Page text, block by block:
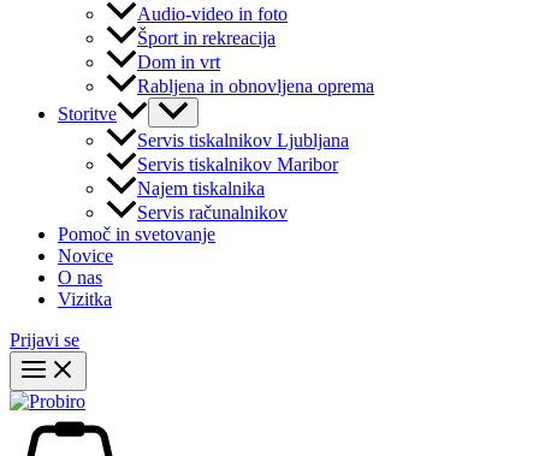
Audio-video in foto
Šport in rekreacija
Dom in vrt
Rabljena in obnovljena oprema
Storitve
Servis tiskalnikov Ljubljana
Servis tiskalnikov Maribor
Najem tiskalnika
Servis računalnikov
Pomoč in svetovanje
Novice
O nas
Vizitka
Prijavi se